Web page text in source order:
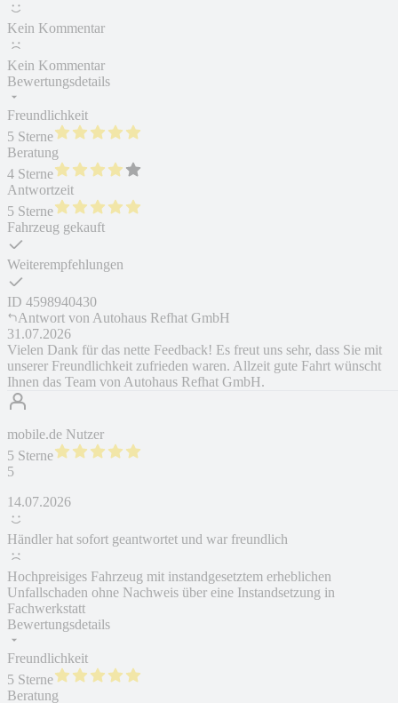
Kein Kommentar
Kein Kommentar
Bewertungsdetails
Freundlichkeit
5 Sterne
Beratung
4 Sterne
Antwortzeit
5 Sterne
Fahrzeug gekauft
Weiterempfehlungen
ID 4598940430
Antwort von Autohaus Refhat GmbH
31.07.2026
Vielen Dank für das nette Feedback! Es freut uns sehr, dass Sie mit
unserer Freundlichkeit zufrieden waren. Allzeit gute Fahrt wünscht
Ihnen das Team von Autohaus Refhat GmbH.
mobile.de Nutzer
5 Sterne
5
14.07.2026
Händler hat sofort geantwortet und war freundlich
Hochpreisiges Fahrzeug mit instandgesetztem erheblichen
Unfallschaden ohne Nachweis über eine Instandsetzung in
Fachwerkstatt
Bewertungsdetails
Freundlichkeit
5 Sterne
Beratung